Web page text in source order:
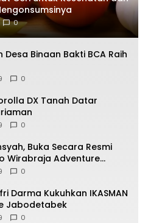
0
Desa Binaan Bakti BCA Raih
0
DX Tanah Datar
0
Buka Secara Resmi
Wirabraja Adventure
0
Darma Kukuhkan IKASMAN
Jabodetabek
0